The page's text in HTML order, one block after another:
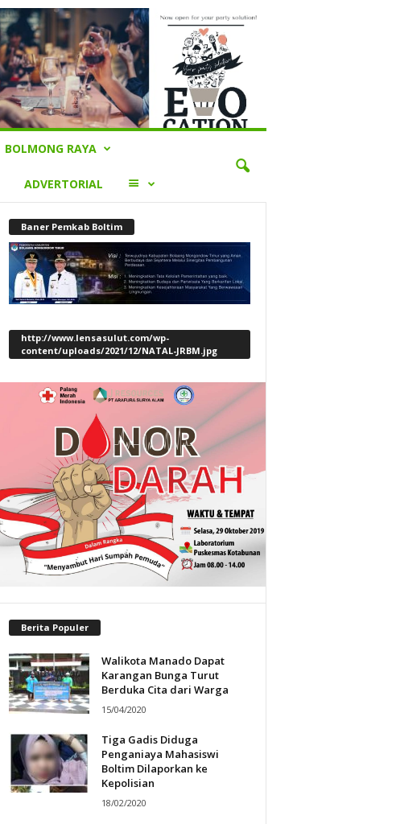
BOLMONG RAYA
ADVERTORIAL LAINNYA
Baner Pemkab Boltim
http://www.lensasulut.com/wp-
content/uploads/2021/12/NATAL-JRBM.jpg
Berita Populer
Walikota Manado Dapat
Karangan Bunga Turut
Berduka Cita dari Warga
15/04/2020
Tiga Gadis Diduga
Penganiaya Mahasiswi
Boltim Dilaporkan ke
Kepolisian
18/02/2020